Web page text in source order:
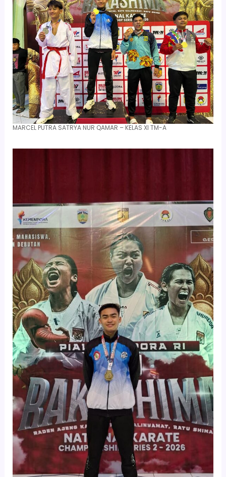
MARCEL PUTRA SATRYA NUR QAMAR – KELAS XI TM-A